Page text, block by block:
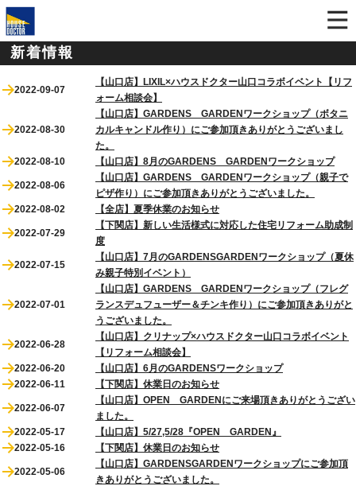
新着情報
2022-09-07
【山口店】LIXIL×ハウスドクター山口コラボイベント【リフ
ォーム相談会】
2022-08-30
【山口店】GARDENS GARDENワークショップ（ボタニ
カルキャンドル作り）にご参加頂きありがとうございまし
た。
2022-08-10
【山口店】8月のGARDENS GARDENワークショップ
2022-08-06
【山口店】GARDENS GARDENワークショップ（親子で
ピザ作り）にご参加頂きありがとうございました。
2022-08-02
【全店】夏季休業のお知らせ
2022-07-29
【下関店】新しい生活様式に対応した住宅リフォーム助成制
度
2022-07-15
【山口店】7月のGARDENSGARDENワークショップ（夏休
み親子特別イベント）
2022-07-01
【山口店】GARDENS GARDENワークショップ（フレグ
ランスデュフューザー＆チンキ作り）にご参加頂きありがと
うございました。
2022-06-28
【山口店】クリナップ×ハウスドクター山口コラボイベント
【リフォーム相談会】
2022-06-20
【山口店】6月のGARDENSワークショップ
2022-06-11
【下関店】休業日のお知らせ
2022-06-07
【山口店】OPEN GARDENにご来場頂きありがとうござい
ました。
2022-05-17
【山口店】5/27,5/28『OPEN GARDEN』
2022-05-16
【下関店】休業日のお知らせ
2022-05-06
【山口店】GARDENSGARDENワークショップにご参加頂
きありがとうございました。